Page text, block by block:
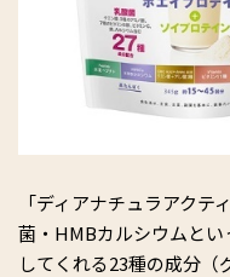
「ディアナチュラアク
菌・HMBカルシウムと
してくれる23種の成分（